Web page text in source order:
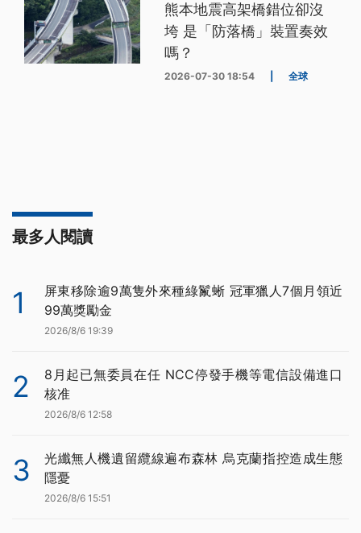
熊本地震高架橋錯位卻沒
垮 是「防落橋」裝置奏效
嗎？
2026-07-30 18:54 全球
最多人閱讀
1
屏東移除逾9萬隻外來種綠鬣蜥 冠軍獵人7個月領近
99萬獎勵金
2026/8/6 19:39
2
8月起已無委員在任 NCC停發手機等電信設備進口
核准
2026/8/6 12:58
3
光纖無人機遺留纜線遍布森林 烏克蘭指控造成生態
隱憂
2026/8/6 15:51